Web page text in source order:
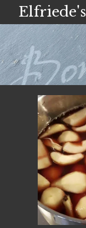
direct
naar
de
hoofdinhoud